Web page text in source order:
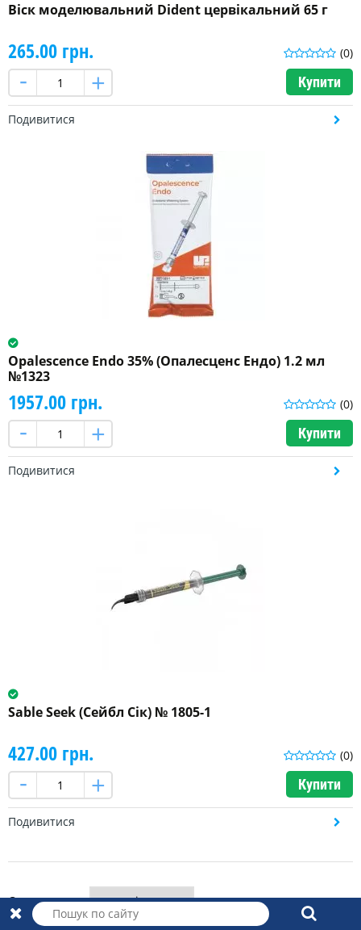
Віск моделювальний Dident цервікальний 65 г
(0)
265.00 грн.
Купити
Подивитися
Opalescence Endo 35% (Опалесценс Ендо) 1.2 мл
№1323
(0)
1957.00 грн.
Купити
Подивитися
Sable Seek (Сейбл Сік) № 1805-1
(0)
427.00 грн.
Купити
Подивитися
Сортувати за: